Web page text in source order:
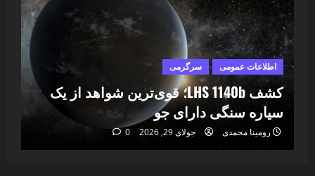
اطلاعات عمومی سرگرمی
کشف LHS 1140b؛ قوی‌ترین شواهد از یک
سیاره سنگی دارای جو
رومینا محمدی جولای 29, 2026 0